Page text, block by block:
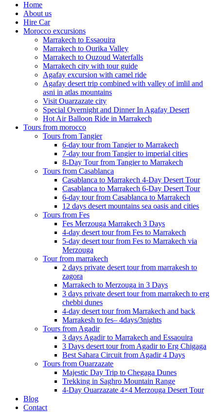
Home
About us
Hire Car
Morocco excursions
Marrakech to Essaouira
Marrakech to Ourika Valley
Marrakech to Ouzoud Waterfalls
Marrakech city with tour guide
Agafay excursion with camel ride
Agafay desert trip combined with valley of imlil and
asni in atlas mountains
Visit Ouarzazate city
Special Overnight and Dinner In Agafay Desert
Hot Air Balloon Ride in Marrakech
Tours from morocco
Tours from Tangier
6-day tour from Tangier to Marrakech
7-day tour from Tangier to imperial cities
8-Day Tour from Tangier to Marrakech
Tours from Casablanca
Casablanca to Marrakech 4-Day Desert Tour
Casablanca to Marrakech 6-Day Desert Tour
6-day tour from Casablanca to Marrakech
12 days desert mountains sea oasis and cities
Tours from Fes
Fes Merzouga Marrakech 3 Days
4-day desert tour from Fes to Marrakech
5-day desert tour from Fes to Marrakech via
Merzouga
Tour from marrakech
2 days private desert tour from marrakesh to
zagora
Marrakech to Merzouga in 3 Days
3 days private desert tour from marrakech to erg
chebbi dunes
4-day desert tour from Marrakech and back
Marrakesh to fes– 4days/3nights
Tours from Agadir
3 days Agadir to Marrakech and Essaouira
3 Days desert tour from Agadir to Erg Chigaga
Best Sahara Circuit from Agadir 4 Days
Tours from Ouarzazate
Majestic Day Trip to Chegaga Dunes
Trekking in Saghro Mountain Range
4-Day Ouarzazate 4×4 Merzouga Desert Tour
Blog
Contact